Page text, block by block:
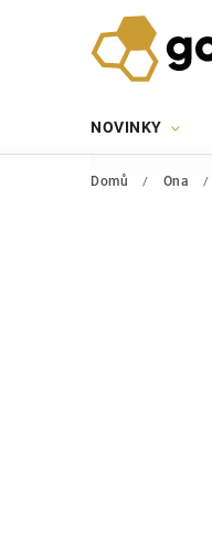
NOVINKY
Domů / Ona /